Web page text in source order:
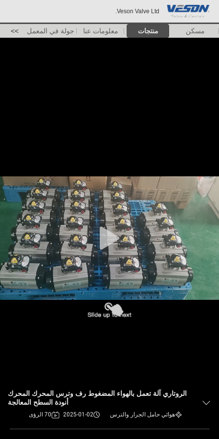
Veson Valve Ltd.
مسكن منتجات معلومات عنا جولة في المعمل >>
الروتاري آلة تعمل بالهواء المضغوط رف وترس المحرك المحرك
أنودة السطح المعالجة
هوائي حامل الجرار والترس 2025-01-02 70 الرؤى